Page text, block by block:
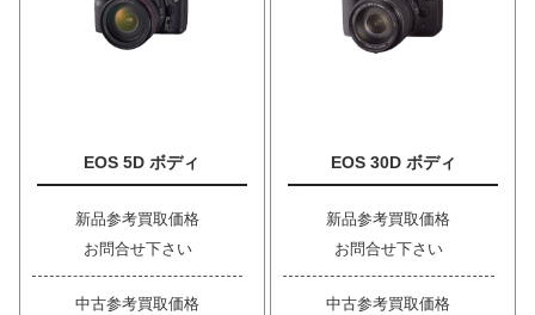
EOS 5D ボディ
新品参考買取価格
お問合せ下さい
中古参考買取価格
EOS 30D ボディ
新品参考買取価格
お問合せ下さい
中古参考買取価格